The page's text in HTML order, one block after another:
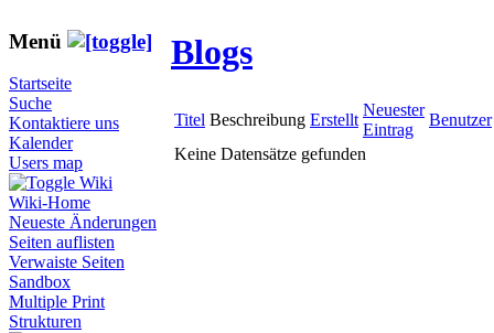
Menü
Startseite
Suche
Kontaktiere uns
Kalender
Users map
Wiki
Wiki-Home
Neueste Änderungen
Seiten auflisten
Verwaiste Seiten
Sandbox
Multiple Print
Strukturen
Blogs
Titel Beschreibung Erstellt
Neuester
Eintrag
Benutzer
Keine Datensätze gefunden